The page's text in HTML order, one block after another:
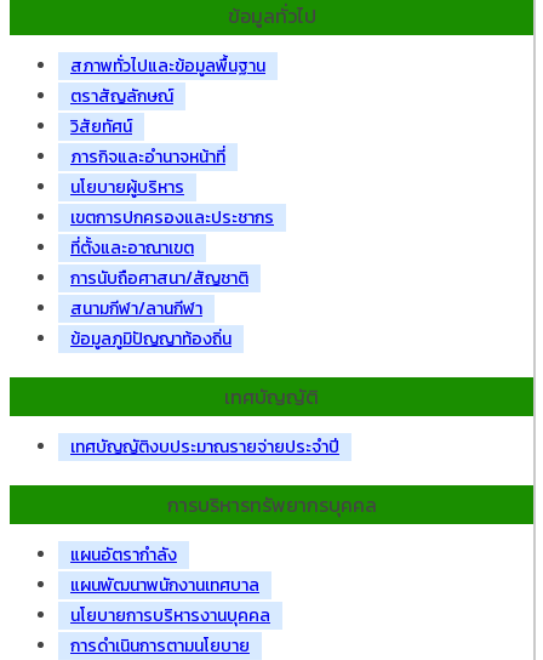
ข้อมูลทั่วไป
สภาพทั่วไปและข้อมูลพื้นฐาน
ตราสัญลักษณ์
วิสัยทัศน์
ภารกิจและอำนาจหน้าที่
นโยบายผู้บริหาร
เขตการปกครองและประชากร
ที่ตั้งและอาณาเขต
การนับถือศาสนา/สัญชาติ
สนามกีฬา/ลานกีฬา
ข้อมูลภูมิปัญญาท้องถิ่น
เทศบัญญัติ
เทศบัญญัติงบประมาณรายจ่ายประจำปี
การบริหารทรัพยากรบุคคล
แผนอัตรากำลัง
แผนพัฒนาพนักงานเทศบาล
นโยบายการบริหารงานบุคคล
การดำเนินการตามนโยบาย